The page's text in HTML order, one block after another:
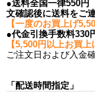
●送料全国一律550円
文確認後に送料をご
【一度のお買上げ
●代金引換手数料330
【5,500円以上お買
ご注文日および入金
「配送時間指定」